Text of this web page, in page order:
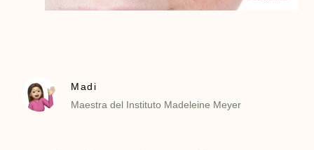
Madi
Maestra del Instituto Madeleine Meyer